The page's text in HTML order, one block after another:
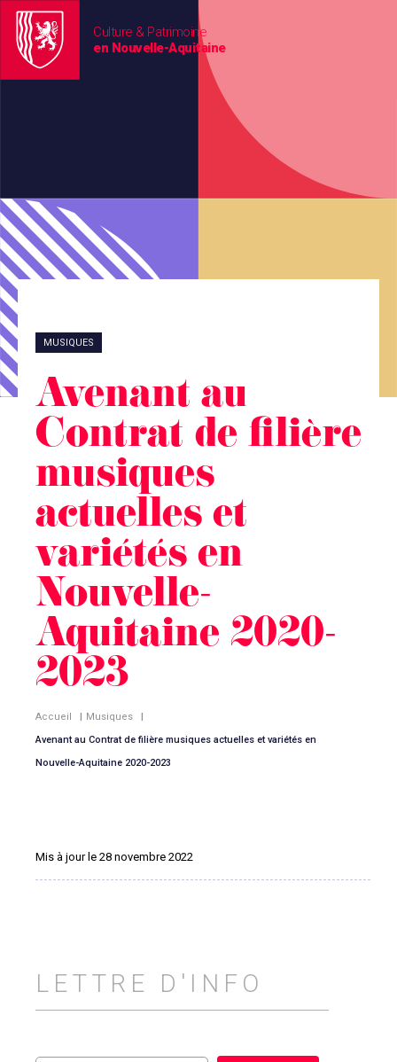
Culture & Patrimoine
en Nouvelle-Aquitaine
MUSIQUES
Avenant au
Contrat de filière
musiques
actuelles et
variétés en
Nouvelle-
Aquitaine 2020-
2023
Accueil | Musiques
|
Avenant au Contrat de filière musiques actuelles et variétés en
Nouvelle-Aquitaine 2020-2023
Mis à jour le 28 novembre 2022
LETTRE D'INFO